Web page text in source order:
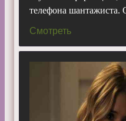
телефона шантажиста.
Смотреть